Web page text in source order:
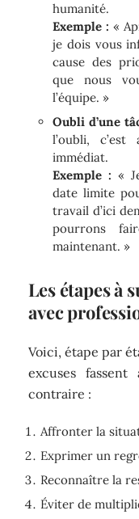
humanité.
Exemple : «
je dois vous
cause des
que nous
l’équipe. »
Oubli d’une
l’oubli,
immédiat.
Exemple : «
date limite
travail d’ici
pourrons
maintenant. »
Les étapes à
avec
Voici, étape par
excuses
contraire :
Affronter la
Exprimer un
Reconnaître la
Éviter de